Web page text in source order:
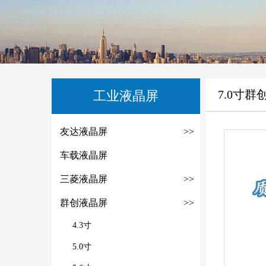
工业液晶屏
友达液晶屏 >>
车载液晶屏
三菱液晶屏 >>
群创液晶屏 >>
4.3寸
5.0寸
7.0寸群